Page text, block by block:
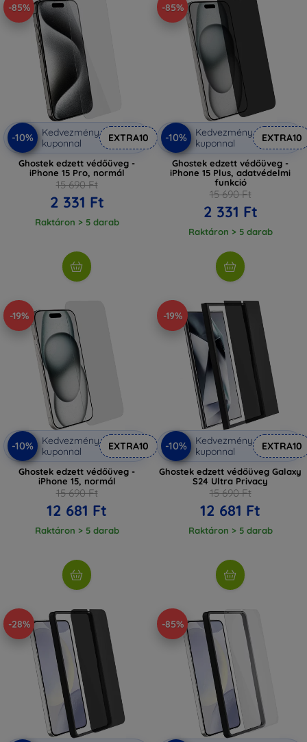
-85%
-10%
Kedvezmény
kuponnal
EXTRA10
Ghostek edzett védőüveg -
iPhone 15 Pro, normál
15 690 Ft
2 331 Ft
Raktáron > 5 darab
-85%
-10%
Kedvezmény
kuponnal
EXTRA10
Ghostek edzett védőüveg -
iPhone 15 Plus, adatvédelmi
funkció
15 690 Ft
2 331 Ft
Raktáron > 5 darab
-19%
-10%
Kedvezmény
kuponnal
EXTRA10
Ghostek edzett védőüveg -
iPhone 15, normál
15 690 Ft
12 681 Ft
Raktáron > 5 darab
-19%
-10%
Kedvezmény
kuponnal
EXTRA10
Ghostek edzett védőüveg Galaxy
S24 Ultra Privacy
15 690 Ft
12 681 Ft
Raktáron > 5 darab
-28% -85%